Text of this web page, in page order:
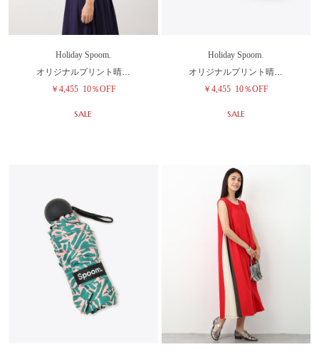
Holiday Spoom.
オリジナルプリント晴…
￥4,455 10％OFF
SALE
Holiday Spoom.
オリジナルプリント晴…
￥4,455 10％OFF
SALE